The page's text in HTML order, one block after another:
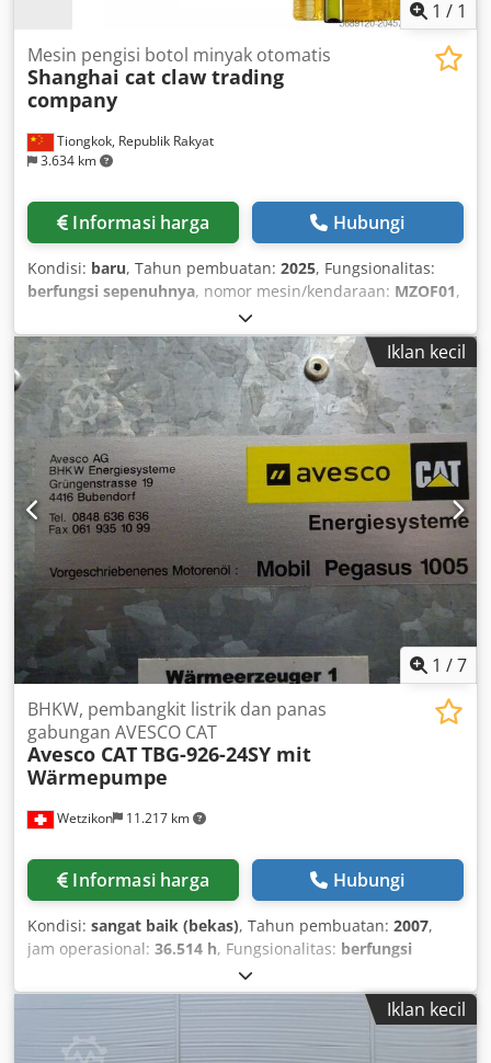
1 / 1
Tiongkok, Republik Rakyat
3.634 km
Mesin pengisi botol minyak otomatis
Shanghai cat claw trading
company
Informasi harga Hubungi
Kondisi: baru, Tahun pembuatan: 2025, Fungsionalitas:
berfungsi sepenuhnya, nomor mesin/kendaraan: MZOF01,
, lebar total:
total:1.200 mm, tinggi total:2.200 mm, tegangan masuk:
220 V , berat benda kerja (maks.):450 kg, tinggi melalui:
1.200 mm, Perlengkapan:Penandaan CE, Mesin pengisian
ini dapat berupa tipe linear atau rotary yang dirancang
sesuai dengan kapasitas dan volume pengisian pelanggan.
Cocok untuk botol plastik dan kaca dengan berbagai
ukuran, serta ketinggian nozzle pengisian dapat
disesuaikan. Nozzle pengisian terbuat dari SS304 atau 316
yang tahan terhadap pengisian suhu tinggi, anti tetes,
dengan deteksi fotoelektrik untuk memastikan tidak ada
botol maka tidak ada pengisian. Banyak digunakan untuk
pengisian cairan dan pasta. Juga dapat dikustomisasi
untuk jenis pengisian lain sesuai kebutuhan pelanggan.
Dedpfx Afjxul Igehskr
Iklan kecil
1 /7
Wetzikon 11.217 km
BHKW, pembangkit listrik dan panas
gabungan AVESCO CAT
Avesco CATTBG-926-24SY mit
Wärmepumpe
Informasi harga Hubungi
Kondisi: sangat baik (bekas), Tahun pembuatan: 2007,
jam operasional: 36.514 h, Fungsionalitas: berfungsi
, jenis arus masuk:
daya:300 kW (407,89 hp), bahan bakar:gas rumah tangga
, jenis pendinginan:air, Perlengkapan:
dokumentasi /
manual, BHKW, pembangkit listrik tenaga panas gabungan
Iklan kecil